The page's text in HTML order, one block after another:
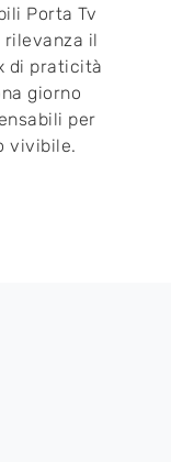
Porta Tv
rilevanza il
di praticità
giorno
per
vivibile.